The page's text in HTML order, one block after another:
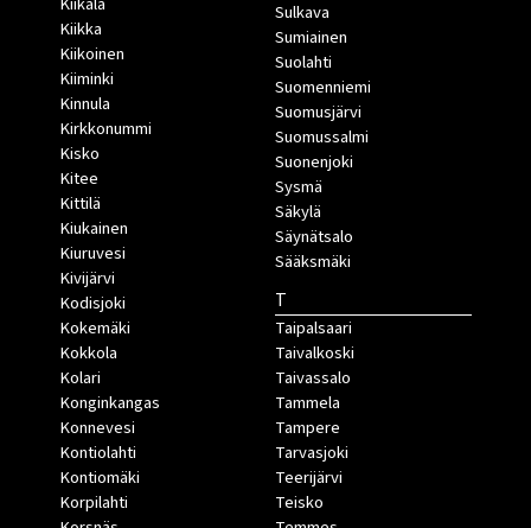
Kiikka
Kiikoinen
Kiiminki
Kinnula
Kirkkonummi
Kisko
Kitee
Kittilä
Kiukainen
Kiuruvesi
Kivijärvi
Kodisjoki
Kokemäki
Kokkola
Kolari
Konginkangas
Konnevesi
Kontiolahti
Kontiomäki
Korpilahti
Sulkava
Sumiainen
Suolahti
Suomenniemi
Suomusjärvi
Suomussalmi
Suonenjoki
Sysmä
Säkylä
Säynätsalo
Sääksmäki
T
Taipalsaari
Taivalkoski
Taivassalo
Tammela
Tampere
Tarvasjoki
Teerijärvi
Teisko